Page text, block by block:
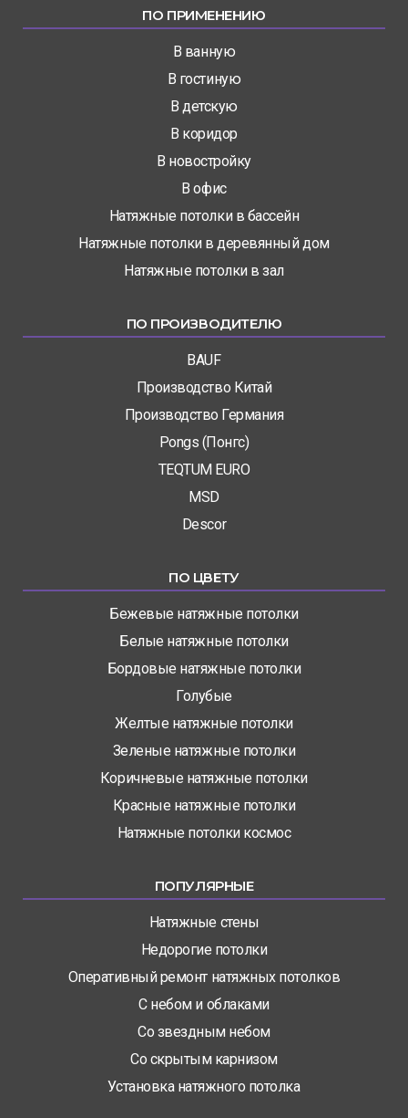
ПО ПРИМЕНЕНИЮ
В ванную
В гостиную
В детскую
В коридор
В новостройку
В офис
Натяжные потолки в бассейн
Натяжные потолки в деревянный дом
Натяжные потолки в зал
ПО ПРОИЗВОДИТЕЛЮ
BAUF
Производство Китай
Производство Германия
Pongs (Понгс)
TEQTUM EURO
MSD
Descor
ПО ЦВЕТУ
Бежевые натяжные потолки
Белые натяжные потолки
Бордовые натяжные потолки
Голубые
Желтые натяжные потолки
Зеленые натяжные потолки
Коричневые натяжные потолки
Красные натяжные потолки
Натяжные потолки космос
ПОПУЛЯРНЫЕ
Натяжные стены
Недорогие потолки
Оперативный ремонт натяжных потолков
С небом и облаками
Со звездным небом
Со скрытым карнизом
Установка натяжного потолка